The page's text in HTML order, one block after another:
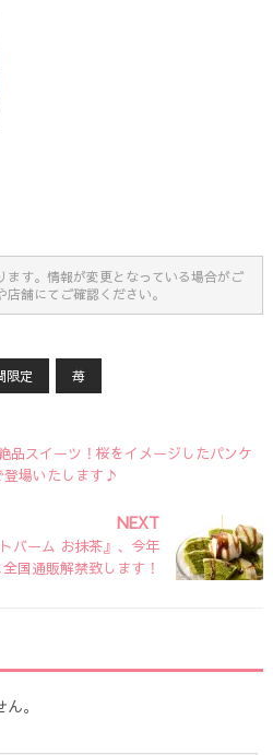
ます。情報が変更となっている場合がご
舗にてご確認ください。
限定 苺
品スイーツ！桜をイメージしたパンケ
登場いたします♪
NEXT
バーム お抹茶』、今年
国通販解禁致します！
。